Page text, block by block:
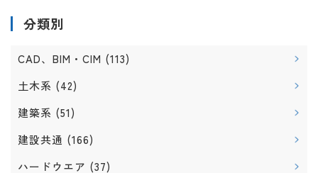
分類別
CAD、BIM・CIM (113)
土木系 (42)
建築系 (51)
建設共通 (166)
ハードウエア (37)